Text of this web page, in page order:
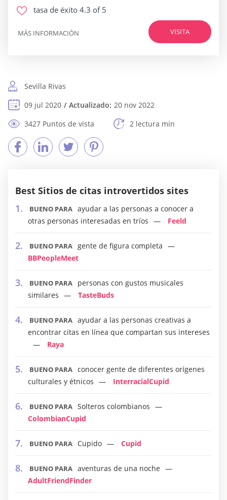
tasa de éxito 4.3 of 5
VISITA
MÁS INFORMACIÓN
Sevilla Rivas
09 jul 2020
Actualizado: 20 nov 2022
3427 Puntos de vista
2 lectura mín
Best Sitios de citas introvertidos sites
BUENO PARA ayudar a las personas a conocer a
otras personas interesadas en tríos
Feeld
BUENO PARA gente de figura completa
BBPeopleMeet
BUENO PARA
personas con gustos musicales
similares
TasteBuds
BUENO PARA ayudar a las personas creativas a
encontrar citas en línea que compartan sus intereses
Raya
BUENO PARA conocer gente de diferentes orígenes
culturales y étnicos
InterracialCupid
BUENO PARA Solteros colombianos
ColombianCupid
BUENO PARA Cupido Cupid
BUENO PARA aventuras de una noche
AdultFriendFinder